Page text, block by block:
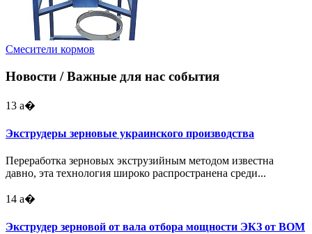
Смесители кормов
Новости / Важные для нас события
13 а�
Экструдеры зерновые украинского производства
Переработка зерновых экструзийным методом известна
давно, эта технология широко распространена среди...
14 а�
Экструдер зерновой от вала отбора мощности ЭКЗ от ВОМ